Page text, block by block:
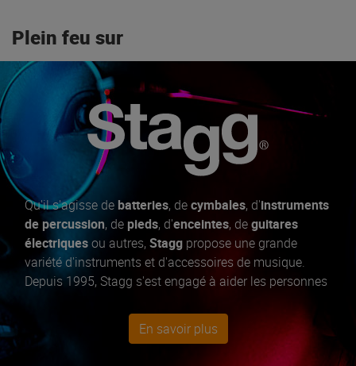
Plein feu sur
Qu'il s'agisse de batteries, decymbales, d'instruments
de percussion, de pieds, d'enceintes, deguitares
électriquesou autres, Stagg propose une grande
variété d'instruments et d'accessoires de musique.
Depuis 1995, Stagg s'est engagé à aider les personnes
musical grâce à sa gamme complète d'instruments et
d'accessoires.
En savoir plus